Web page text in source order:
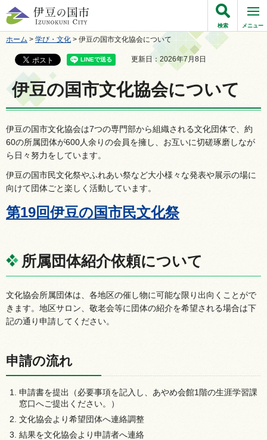
伊豆の国市
検索 メニュー
ホーム > 学び・文化 > 伊豆の国市文化協会について
更新日：2026年7月8日
伊豆の国市文化協会について
伊豆の国市文化協会は7つの専門部から組織される文化団体で、約
60の所属団体が600人余りの会員を擁し、お互いに切磋琢磨しなが
ら日々努力をしています。
伊豆の国市民文化祭やふれあい祭など大小様々な発表や展示の場に
向けて団体ごと楽しく活動しています。
第19回伊豆の国市民文化祭
所属団体紹介依頼について
文化協会所属団体は、各地区の催し物に可能な限り出向くことがで
きます。地区サロン、敬老会等に団体の紹介を希望される場合は下
記の通り申請してください。
申請の流れ
申請書を提出（必要事項を記入し、あやめ会館1階の生涯学習課
窓口へご提出ください。）
文化協会より希望団体へ連絡調整
結果を文化協会より申請者へ連絡